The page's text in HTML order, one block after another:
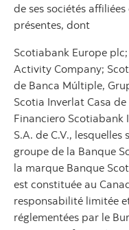
de ses sociétés
présentes, dont
Scotiabank Europe
Activity Company;
de Banca Múltiple,
Scotia Inverlat Casa de
Financiero Scotiabank
S.A. de C.V.,
groupe de la Banque
la marque Banque
est constituée au
responsabilité limitée
réglementées par le